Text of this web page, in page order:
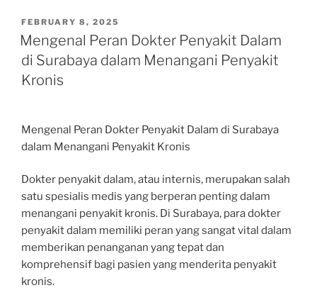
POSTED
ON
FEBRUARY 8, 2025
Mengenal Peran Dokter Penyakit Dalam
di Surabaya dalam Menangani Penyakit
Kronis
Mengenal Peran Dokter Penyakit Dalam di Surabaya
dalam Menangani Penyakit Kronis
Dokter penyakit dalam, atau internis, merupakan salah
satu spesialis medis yang berperan penting dalam
menangani penyakit kronis. Di Surabaya, para dokter
penyakit dalam memiliki peran yang sangat vital dalam
memberikan penanganan yang tepat dan
komprehensif bagi pasien yang menderita penyakit
kronis.